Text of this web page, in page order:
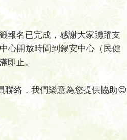
報名已完成，感謝大家踴躍支
心開放時間到錫安中心（民健
即止。
聯絡，我們樂意為您提供協助😊